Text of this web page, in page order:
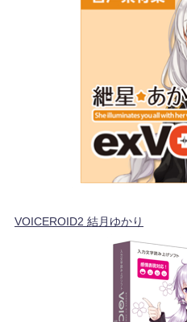
VOICEROID2 結月ゆかり